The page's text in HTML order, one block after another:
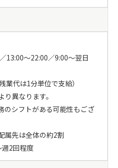
13:00～22:00／9:00～翌日
業代は1分単位で支給）
異なります。
シフトがある可能性もござ
先は全体の約2割
2回程度